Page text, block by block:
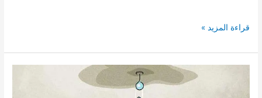
افضل
عزل
مائى
قراءة المزيد »